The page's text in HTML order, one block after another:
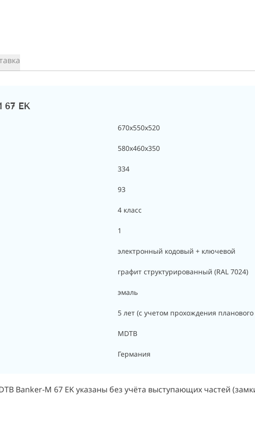
67 EK
670x550x520
580x460x350
334
93
4 класс
1
электронный кодовый + ключевой
графит структурированный (RAL 7024)
эмаль
5 лет (с учетом прохождения
MDTB
Германия
Banker-M 67 EK указаны без учёта выступающих частей